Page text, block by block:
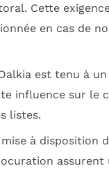
Cette
en cas de
est tenu à un
influence sur le
listes.
à disposition
assurent